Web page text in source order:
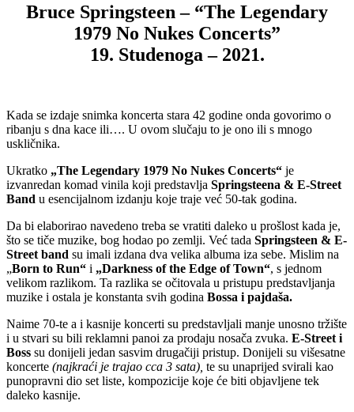
Bruce Springsteen – “The Legendary
1979 No Nukes Concerts”
19. Studenoga – 2021.
Kada se izdaje snimka koncerta stara 42 godine onda govorimo o
ribanju s dna kace ili…. U ovom slučaju to je ono ili s mnogo
uskličnika.
Ukratko „The Legendary 1979 No Nukes Concerts“ je
izvanredan komad vinila koji predstavlja Springsteena & E-Street
Band u esencijalnom izdanju koje traje već 50-tak godina.
Da bi elaborirao navedeno treba se vratiti daleko u prošlost kada je,
što se tiče muzike, bog hodao po zemlji. Već tada Springsteen & E-
Street band su imali izdana dva velika albuma iza sebe. Mislim na
„Born to Run“ i „Darkness of the Edge of Town“, s jednom
velikom razlikom. Ta razlika se očitovala u pristupu predstavljanja
muzike i ostala je konstanta svih godina Bossa i pajdaša.
Naime 70-te a i kasnije koncerti su predstavljali manje unosno tržište
i u stvari su bili reklamni panoi za prodaju nosača zvuka. E-Street i
Boss su donijeli jedan sasvim drugačiji pristup. Donijeli su višesatne
koncerte (najkraći je trajao cca 3 sata), te su unaprijed svirali kao
punopravni dio set liste, kompozicije koje će biti objavljene tek
daleko kasnije.